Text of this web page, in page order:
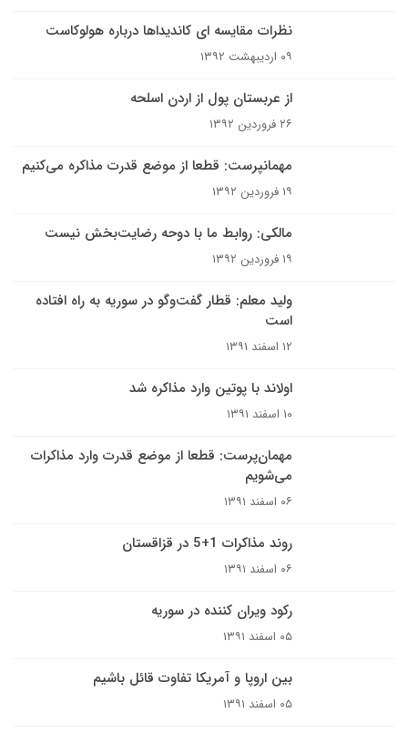
نظرات مقایسه ای کاندیداها درباره هولوکاست
۰۹ اردیبهشت ۱۳۹۲
از عربستان پول از اردن اسلحه
۲۶ فروردین ۱۳۹۲
مهمانپرست: قطعا از موضع قدرت مذاکره می‌کنیم
۱۹ فروردین ۱۳۹۲
مالکی: روابط ما با دوحه رضایت‌بخش نیست
۱۹ فروردین ۱۳۹۲
ولید معلم: قطار گفت‌وگو در سوریه به راه افتاده
است
۱۲ اسفند ۱۳۹۱
اولاند با پوتین وارد مذاکره شد
۱۰ اسفند ۱۳۹۱
مهمان‌پرست: قطعا از موضع قدرت وارد مذاکرات
می‌شویم
۰۶ اسفند ۱۳۹۱
روند مذاکرات 1+5 در قزاقستان
۰۶ اسفند ۱۳۹۱
رکود ویران کننده در سوریه
۰۵ اسفند ۱۳۹۱
بین اروپا و آمریکا تفاوت قائل باشیم
۰۵ اسفند ۱۳۹۱